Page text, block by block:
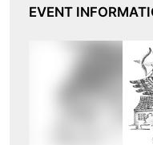
EVENT